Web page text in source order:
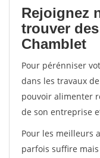
Rejoignez
trouver
Chamblet
Pour pérénniser
dans les travaux
pouvoir alimenter
de son entreprise
Pour les meilleurs
parfois suffire